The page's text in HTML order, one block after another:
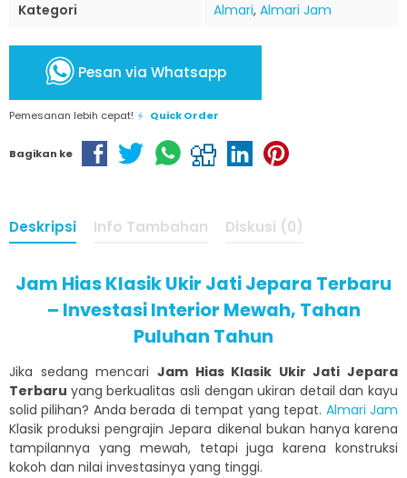
Kategori
Almari, Almari Jam
Pesan via Whatsapp
Pemesanan lebih cepat! Quick Order
Bagikan ke
Deskripsi Info Tambahan Diskusi (0)
Jam Hias Klasik Ukir Jati Jepara Terbaru
– Investasi Interior Mewah, Tahan
Puluhan Tahun
Jika sedang mencari Jam Hias Klasik Ukir Jati Jepara
Terbaru yang berkualitas asli dengan ukiran detail dan kayu
solid pilihan? Anda berada di tempat yang tepat. Almari Jam
Klasik produksi pengrajin Jepara dikenal bukan hanya karena
tampilannya yang mewah, tetapi juga karena konstruksi
kokoh dan nilai investasinya yang tinggi.